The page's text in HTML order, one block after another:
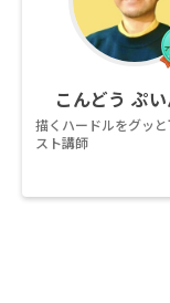
こんどう ぷ
描くハードルをグッ
スト講師